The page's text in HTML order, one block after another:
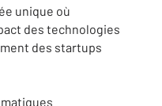
unique où
des technologies
des startups